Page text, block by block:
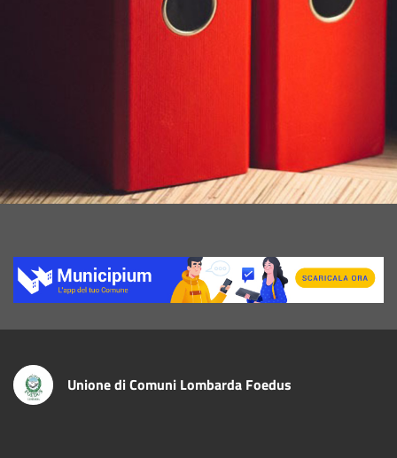
Title
Unione di Comuni Lombarda Foedus